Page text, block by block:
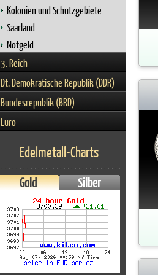
Kolonien und Schutzgebiete
Saarland
Notgeld
3. Reich
Dt. Demokratische Republik (DDR)
Bundesrepublik (BRD)
Euro
Edelmetall-Charts
Gold Silber